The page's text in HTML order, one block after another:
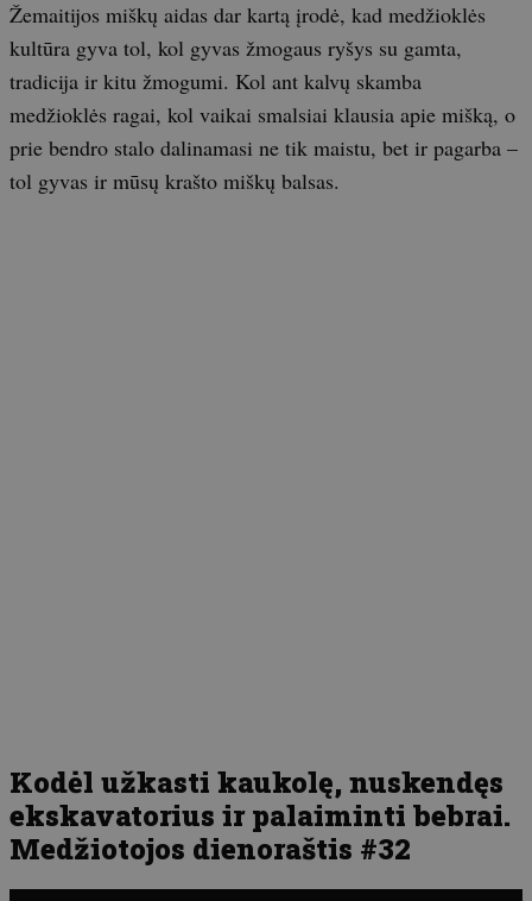
Žemaitijos miškų aidas dar kartą įrodė, kad medžioklės
kultūra gyva tol, kol gyvas žmogaus ryšys su gamta,
tradicija ir kitu žmogumi. Kol ant kalvų skamba
medžioklės ragai, kol vaikai smalsiai klausia apie mišką, o
prie bendro stalo dalinamasi ne tik maistu, bet ir pagarba –
tol gyvas ir mūsų krašto miškų balsas.
Kodėl užkasti kaukolę, nuskendęs
ekskavatorius ir palaiminti bebrai.
Medžiotojos dienoraštis #32